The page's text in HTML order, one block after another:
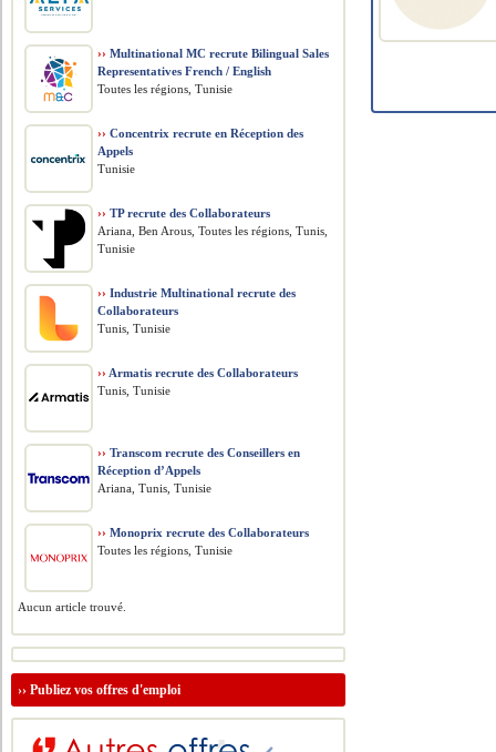
›› Multinational MC recrute Bilingual Sales
Representatives French / English
Toutes les régions, Tunisie
›› Concentrix recrute en Réception des
Appels
Tunisie
›› TP recrute des Collaborateurs
Ariana, Ben Arous, Toutes les régions, Tunis,
Tunisie
›› Industrie Multinational recrute des
Collaborateurs
Tunis, Tunisie
›› Armatis recrute des Collaborateurs
Tunis, Tunisie
›› Transcom recrute des Conseillers en
Réception d’Appels
Ariana, Tunis, Tunisie
›› Monoprix recrute des Collaborateurs
Toutes les régions, Tunisie
Aucun article trouvé.
››Publiez vos offres d'emploi